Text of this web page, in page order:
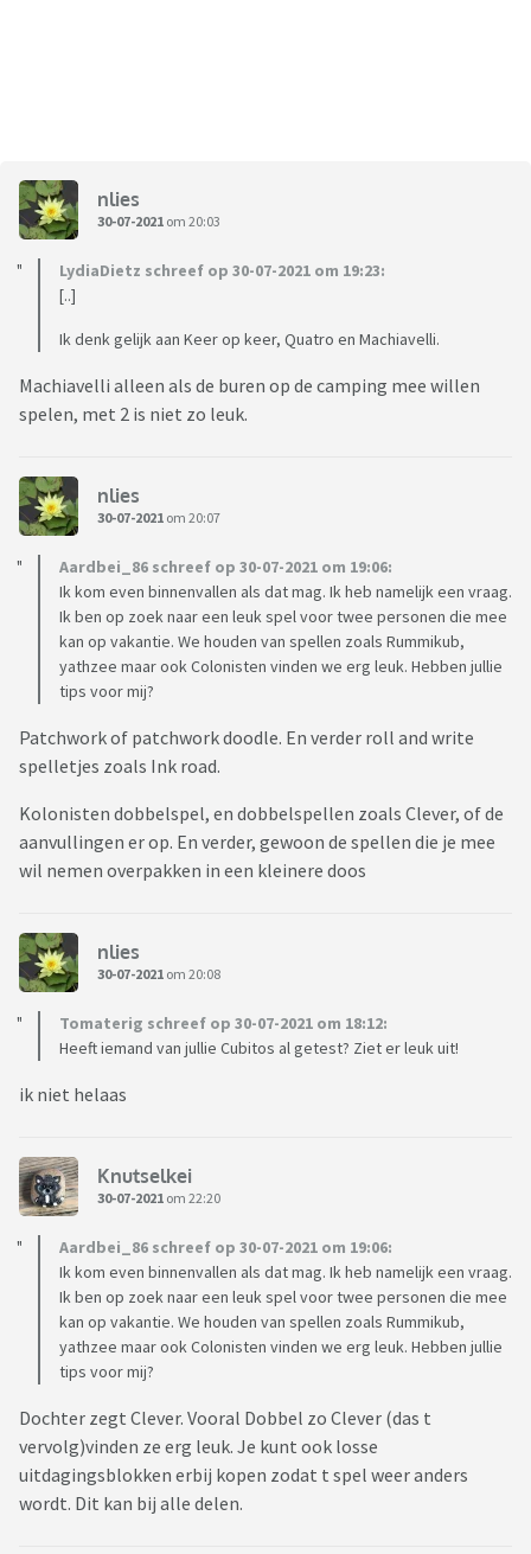
nlies
30-07-2021 om 20:03
LydiaDietz schreef op 30-07-2021 om 19:23:
[..]
Ik denk gelijk aan Keer op keer, Quatro en Machiavelli.
Machiavelli alleen als de buren op de camping mee willen
spelen, met 2 is niet zo leuk.
nlies
30-07-2021 om 20:07
Aardbei_86 schreef op 30-07-2021 om 19:06:
Ik kom even binnenvallen als dat mag. Ik heb namelijk een vraag.
Ik ben op zoek naar een leuk spel voor twee personen die mee
kan op vakantie. We houden van spellen zoals Rummikub,
yathzee maar ook Colonisten vinden we erg leuk. Hebben jullie
tips voor mij?
Patchwork of patchwork doodle. En verder roll and write
spelletjes zoals Ink road.
Kolonisten dobbelspel, en dobbelspellen zoals Clever, of de
aanvullingen er op. En verder, gewoon de spellen die je mee
wil nemen overpakken in een kleinere doos
nlies
30-07-2021 om 20:08
Tomaterig schreef op 30-07-2021 om 18:12:
Heeft iemand van jullie Cubitos al getest? Ziet er leuk uit!
ik niet helaas
Knutselkei
30-07-2021 om 22:20
Aardbei_86 schreef op 30-07-2021 om 19:06:
Ik kom even binnenvallen als dat mag. Ik heb namelijk een vraag.
Ik ben op zoek naar een leuk spel voor twee personen die mee
kan op vakantie. We houden van spellen zoals Rummikub,
yathzee maar ook Colonisten vinden we erg leuk. Hebben jullie
tips voor mij?
Dochter zegt Clever. Vooral Dobbel zo Clever (das t
vervolg)vinden ze erg leuk. Je kunt ook losse
uitdagingsblokken erbij kopen zodat t spel weer anders
wordt. Dit kan bij alle delen.